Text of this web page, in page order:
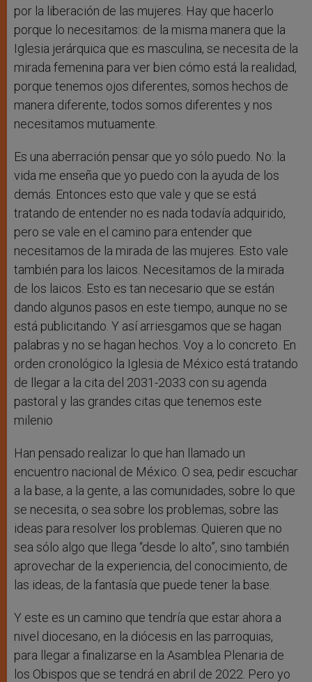
por la liberación de las mujeres. Hay que hacerlo
porque lo necesitamos: de la misma manera que la
Iglesia jerárquica que es masculina, se necesita de la
mirada femenina para ver bien cómo está la realidad,
porque tenemos ojos diferentes, somos hechos de
manera diferente, todos somos diferentes y nos
necesitamos mutuamente.
Es una aberración pensar que yo sólo puedo. No: la
vida me enseña que yo puedo con la ayuda de los
demás. Entonces esto que vale y que se está
tratando de entender no es nada todavía adquirido,
pero se vale en el camino para entender que
necesitamos de la mirada de las mujeres. Esto vale
también para los laicos. Necesitamos de la mirada
de los laicos. Esto es tan necesario que se están
dando algunos pasos en este tiempo, aunque no se
está publicitando. Y así arriesgamos que se hagan
palabras y no se hagan hechos. Voy a lo concreto. En
orden cronológico la Iglesia de México está tratando
de llegar a la cita del 2031-2033 con su agenda
pastoral y las grandes citas que tenemos este
milenio
Han pensado realizar lo que han llamado un
encuentro nacional de México. O sea, pedir escuchar
a la base, a la gente, a las comunidades, sobre lo que
se necesita, o sea sobre los problemas, sobre las
ideas para resolver los problemas. Quieren que no
sea sólo algo que llega “desde lo alto”, sino también
aprovechar de la experiencia, del conocimiento, de
las ideas, de la fantasía que puede tener la base.
Y este es un camino que tendría que estar ahora a
nivel diocesano, en la diócesis en las parroquias,
para llegar a finalizarse en la Asamblea Plenaria de
los Obispos que se tendrá en abril de 2022. Pero yo